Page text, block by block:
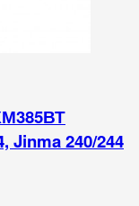
Jinma 240/244